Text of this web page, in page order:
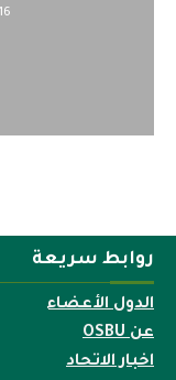
روابط سريعة
الدول الأعضاء
عن OSBU
اخبار الاتحاد